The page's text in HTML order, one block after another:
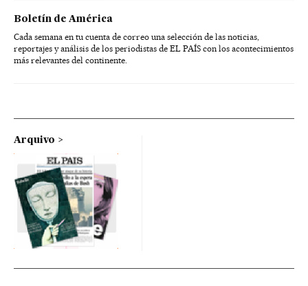
Boletín de América
Cada semana en tu cuenta de correo una selección de las noticias,
reportajes y análisis de los periodistas de EL PAÍS con los acontecimientos
más relevantes del continente.
Arquivo